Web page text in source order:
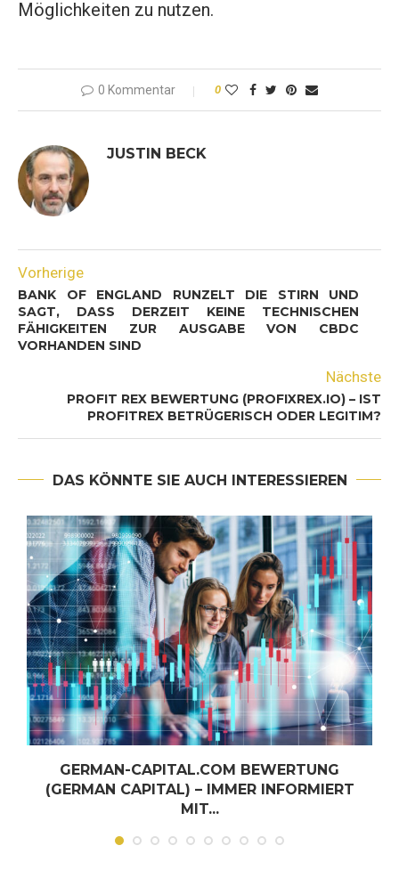
Möglichkeiten zu nutzen.
0 Kommentar 0
JUSTIN BECK
Vorherige
BANK OF ENGLAND RUNZELT DIE STIRN UND
SAGT, DASS DERZEIT KEINE TECHNISCHEN
FÄHIGKEITEN ZUR AUSGABE VON CBDC
VORHANDEN SIND
Nächste
PROFIT REX BEWERTUNG (PROFIXREX.IO) – IST
PROFITREX BETRÜGERISCH ODER LEGITIM?
DAS KÖNNTE SIE AUCH INTERESSIEREN
GERMAN-CAPITAL.COM BEWERTUNG
(GERMAN CAPITAL) – IMMER INFORMIERT
MIT...
Juni 30, 2026